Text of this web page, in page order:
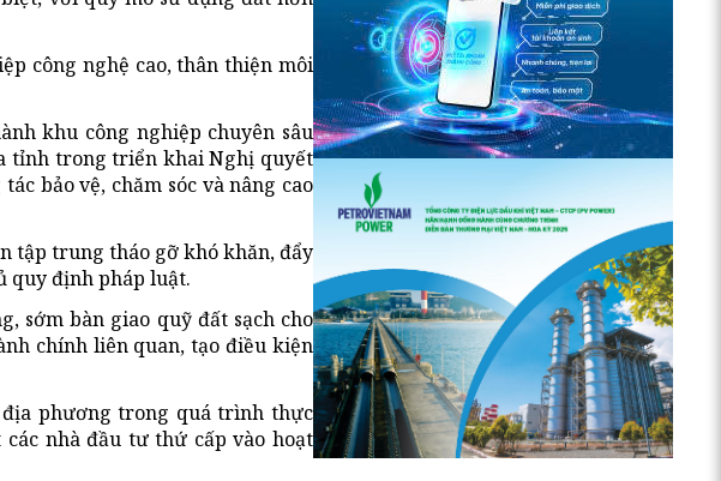
công nghệ cao, thân thiện môi
khu công nghiệp chuyên sâu
tỉnh trong triển khai Nghị quyết
bảo vệ, chăm sóc và nâng cao
tập trung tháo gỡ khó khăn, đẩy
quy định pháp luật.
sớm bàn giao quỹ đất sạch cho
chính liên quan, tạo điều kiện
phương trong quá trình thực
nhà đầu tư thứ cấp vào hoạt